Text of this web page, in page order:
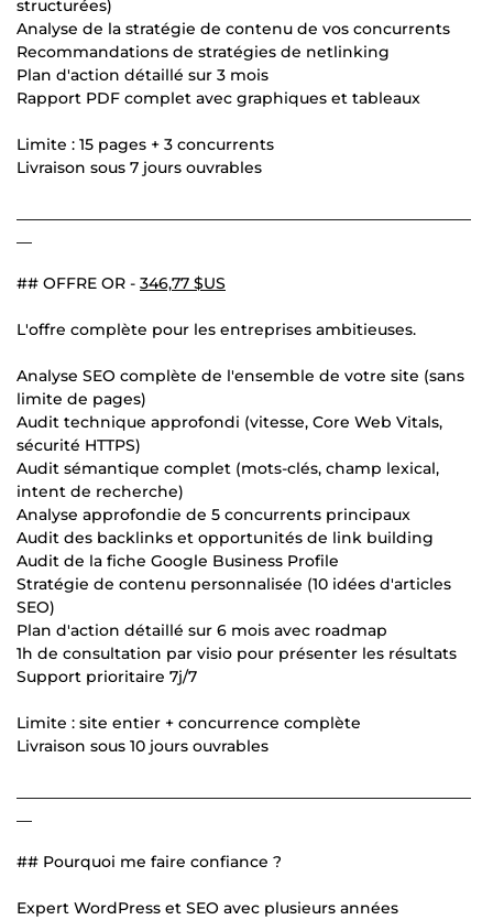
structurées)
Analyse de la stratégie de contenu de vos concurrents
Recommandations de stratégies de netlinking
Plan d'action détaillé sur 3 mois
Rapport PDF complet avec graphiques et tableaux
Limite : 15 pages + 3 concurrents
Livraison sous 7 jours ouvrables
## OFFRE OR - 346,77 $US
L'offre complète pour les entreprises ambitieuses.
Analyse SEO complète de l'ensemble de votre site (sans
limite de pages)
Audit technique approfondi (vitesse, Core Web Vitals,
sécurité HTTPS)
Audit sémantique complet (mots-clés, champ lexical,
intent de recherche)
Analyse approfondie de 5 concurrents principaux
Audit des backlinks et opportunités de link building
Audit de la fiche Google Business Profile
Stratégie de contenu personnalisée (10 idées d'articles
SEO)
Plan d'action détaillé sur 6 mois avec roadmap
1h de consultation par visio pour présenter les résultats
Support prioritaire 7j/7
Limite : site entier + concurrence complète
Livraison sous 10 jours ouvrables
## Pourquoi me faire confiance ?
Expert WordPress et SEO avec plusieurs années